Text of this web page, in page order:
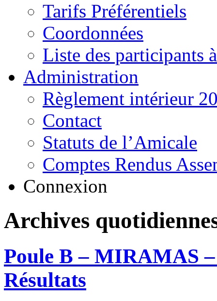
Tarifs Préférentiels
Coordonnées
Liste des participants
Administration
Règlement intérieur
Contact
Statuts de l’Amicale
Comptes Rendus
Connexion
Archives
Poule B – MIRAMAS
Résultats